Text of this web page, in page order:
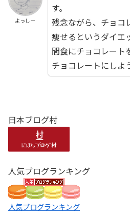
よっしー
す。
残念ながら、チョコ
痩せるというダイエ
間食にチョコレート
チョコレートにしよ
日本ブログ村
人気ブログランキング
人気ブログランキング